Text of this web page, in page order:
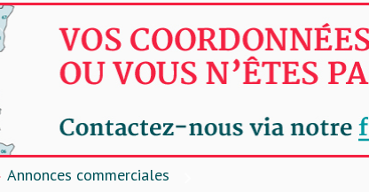
Annonces commerciales